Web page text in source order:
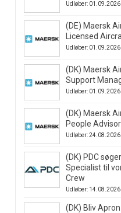
Udløber: 01.09.2026
(DE) Maersk
Licensed
Udløber: 01.09.2026
(DK) Maersk
Support
Udløber: 01.09.2026
(DK) Maersk
People Advisor
Udløber: 24.08.2026
(DK) PDC
Specialist til
Crew
Udløber: 14.08.2026
(DK) Bliv